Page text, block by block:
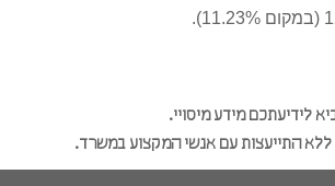
מידע מיסויי.
התייעצות עם אנשי המקצוע במשרד.